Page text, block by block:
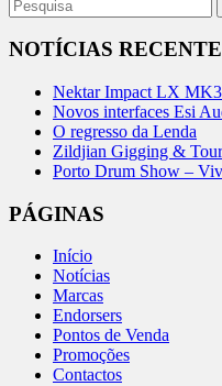
NOTÍCIAS
Nektar Impact LX
Novos interfaces Esi
O regresso da Lenda
Zildjian Gigging &
Porto Drum Show –
PÁGINAS
Início
Notícias
Marcas
Endorsers
Pontos de Venda
Promoções
Contactos